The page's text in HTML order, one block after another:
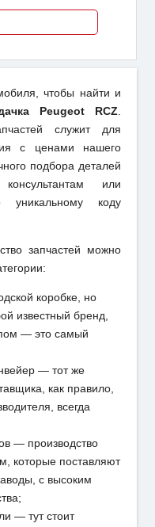
чтобы найти и
Peugeot RCZ.
служит для
с ценами нашего
подбора деталей
или
уникальному коду
запчастей можно
коробке, но
известный бренд,
— это самый
— тот же
как правило,
всегда
— производство
которые поставляют
с высоким
— тут стоит